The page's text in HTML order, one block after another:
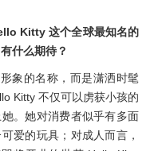
Kitty 这个全球最知名的
什么期待？
象的名称，而是潇洒时髦
Kitty 不仅可以虏获小孩的
。她对消费者似乎有多面
爱的玩具；对成人而言，